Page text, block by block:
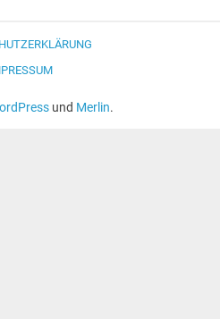
und Merlin.